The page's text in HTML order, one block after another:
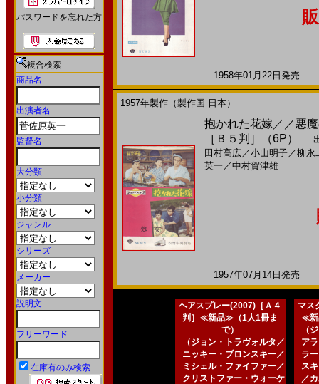
パスワードを忘れた方
複合検索
商品名
出演者名
監督名
大分類
小分類
ジャンル
シリーズ
メーカー
説明文
フリーワード
在庫有のみ検索
1958年01月22日発売
1957年製作（製作国 日本）
抱かれた花嫁／／悪
［Ｂ５判］（6P）
出
田村高広／小山明子／柳永
英一 ／中村賀津雄
1957年07月14日発売
ヘアスプレー(2007)［Ａ４
判］≪新品≫（1人1冊ま
で）
（ジョン・トラヴォルタ／
ニッキー・ブロンスキー／
ミシェル・ファイファー／
クリストファー・ウォーケ
マス
≪新
（
ア
ラ
ス
／